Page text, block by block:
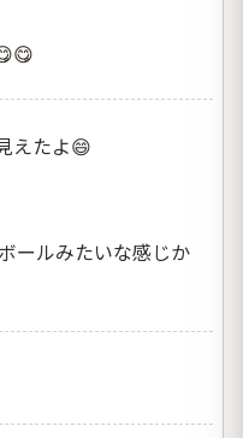
えたよ😄
ールみたいな感じか